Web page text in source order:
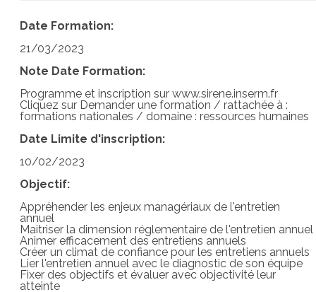
Date Formation:
21/03/2023
Note Date Formation:
Programme et inscription sur www.sirene.inserm.fr
Cliquez sur Demander une formation / rattachée à :
formations nationales / domaine : ressources humaines
Date Limite d'inscription:
10/02/2023
Objectif:
Appréhender les enjeux managériaux de l'entretien
annuel
Maitriser la dimension réglementaire de l'entretien annuel
Animer efficacement des entretiens annuels
Créer un climat de confiance pour les entretiens annuels
Lier l'entretien annuel avec le diagnostic de son équipe
Fixer des objectifs et évaluer avec objectivité leur
atteinte